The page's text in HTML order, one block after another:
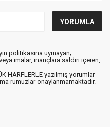
politikasına uymayan;
imalar, inançlara saldırı içeren,
HARFLERLE yazılmış yorumlar
rumuzlar onaylanmamaktadır.